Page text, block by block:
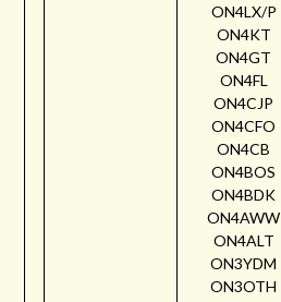
ON4LX/P
ON4KT
ON4GT
ON4FL
ON4CJP
ON4CFO
ON4CB
ON4BOS
ON4BDK
ON4AWW
ON4ALT
ON3YDM
ON3OTH